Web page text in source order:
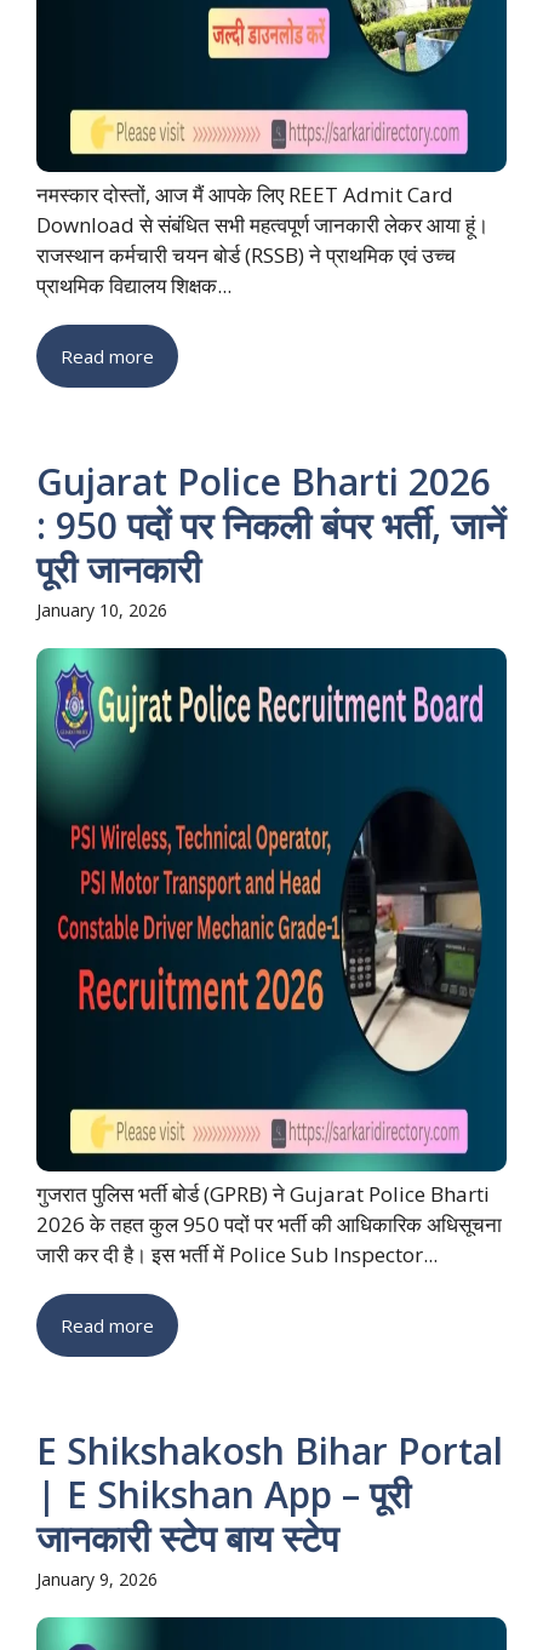
नमस्कार दोस्तों, आज मैं आपके लिए REET Admit Card
Download से संबंधित सभी महत्वपूर्ण जानकारी लेकर आया हूं।
राजस्थान कर्मचारी चयन बोर्ड (RSSB) ने प्राथमिक एवं उच्च
प्राथमिक विद्यालय शिक्षक...
Read more
Gujarat Police Bharti 2026
: 950 पदों पर निकली बंपर भर्ती, जानें
पूरी जानकारी
January 10, 2026
गुजरात पुलिस भर्ती बोर्ड (GPRB) ने Gujarat Police Bharti
2026 के तहत कुल 950 पदों पर भर्ती की आधिकारिक अधिसूचना
जारी कर दी है। इस भर्ती में Police Sub Inspector...
Read more
E Shikshakosh Bihar Portal
| E Shikshan App – पूरी
जानकारी स्टेप बाय स्टेप
January 9, 2026